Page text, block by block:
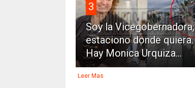
3
Soy la Vicegobernadora,
estaciono donde quiera.
Hay Monica Urquiza...
Leer Mas